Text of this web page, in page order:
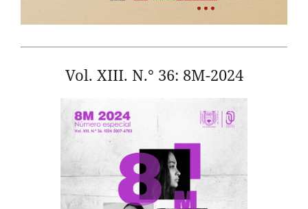
Vol. XIII. N.° 36: 8M-2024